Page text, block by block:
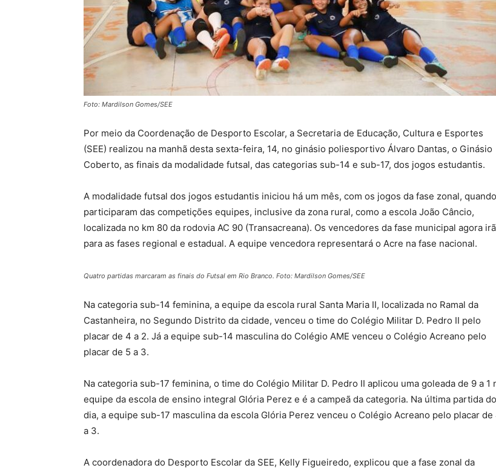
Foto: Mardilson Gomes/SEE
Por meio da Coordenação de Desporto Escolar, a Secretaria de Educação, Cultura e Esportes
(SEE) realizou na manhã desta sexta-feira, 14, no ginásio poliesportivo Álvaro Dantas, o Ginásio
Coberto, as finais da modalidade futsal, das categorias sub-14 e sub-17, dos jogos estudantis.
A modalidade futsal dos jogos estudantis iniciou há um mês, com os jogos da fase zonal, quando
participaram das competições equipes, inclusive da zona rural, como a escola João Câncio,
localizada no km 80 da rodovia AC 90 (Transacreana). Os vencedores da fase municipal agora
para as fases regional e estadual. A equipe vencedora representará o Acre na fase nacional.
Quatro partidas marcaram as finais do Futsal em Rio Branco. Foto: Mardilson Gomes/SEE
Na categoria sub-14 feminina, a equipe da escola rural Santa Maria II, localizada no Ramal da
Castanheira, no Segundo Distrito da cidade, venceu o time do Colégio Militar D. Pedro II pelo
placar de 4 a 2. Já a equipe sub-14 masculina do Colégio AME venceu o Colégio Acreano pelo
placar de 5 a 3.
Na categoria sub-17 feminina, o time do Colégio Militar D. Pedro II aplicou uma goleada de 9 a 1
equipe da escola de ensino integral Glória Perez e é a campeã da categoria. Na última partida do
dia, a equipe sub-17 masculina da escola Glória Perez venceu o Colégio Acreano pelo placar de
a 3.
A coordenadora do Desporto Escolar da SEE, Kelly Figueiredo, explicou que a fase zonal da